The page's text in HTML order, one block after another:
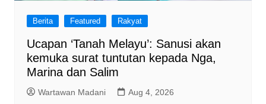
Berita Featured Rakyat
Ucapan ‘Tanah Melayu’: Sanusi akan
kemuka surat tuntutan kepada Nga,
Marina dan Salim
Wartawan Madani Aug 4, 2026